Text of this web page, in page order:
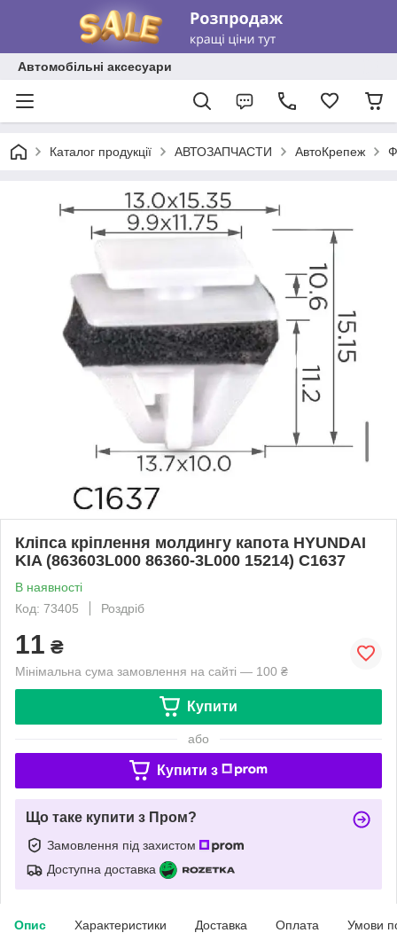
Автомобільні аксесуари
Каталог продукції АВТОЗАПЧАСТИ АвтоКрепеж
Кліпса кріплення молдингу капота HYUNDAI
KIA (863603L000 86360-3L000 15214) C1637
В наявності
Код: 73405
Роздріб
11 ₴
Мінімальна сума замовлення на сайті — 100 ₴
Купити
або
Купити з
Що таке купити з Пром?
Замовлення під захистом
Доступна доставка
Опис Характеристики Доставка Оплата Умови